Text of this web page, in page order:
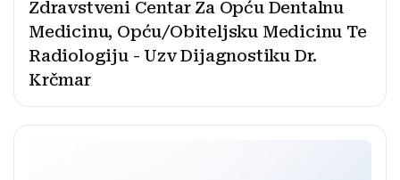
Zdravstveni Centar Za Opću Dentalnu
Medicinu, Opću/Obiteljsku Medicinu Te
Radiologiju - Uzv Dijagnostiku Dr.
Krčmar